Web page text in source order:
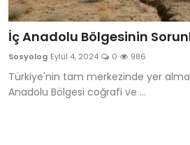
Yerel
Siyasi
Çevresel
İç Anadolu Bölgesinin
Sosyolog Eylül 4, 2024 0 986
Türkiye'nin tam merkezinde yer
Anadolu Bölgesi coğrafi ve ...